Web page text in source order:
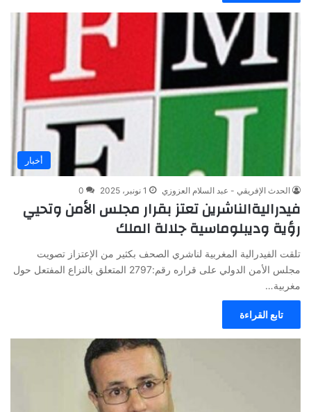
أخبار
الحدث الإفريقي - عبد السلام العزوزي 1 نونبر، 2025 0
فيدراليةالناشرين تعتز بقرار مجلس الأمن وتحيي
رؤية وديبلوماسية جلالة الملك
تلقت الفيدرالية المغربية لناشري الصحف بكثير من الإعتزاز تصويت
مجلس الأمن الدولي على قراره رقم:2797 المتعلق بالنزاع المفتعل حول
مغربية…
تابع القراءة